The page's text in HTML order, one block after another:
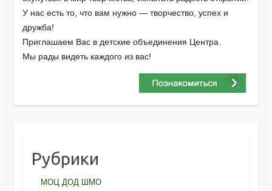
У нас есть то, что вам нужно — творчество, успех и
дружба!
Приглашаем Вас в детские объединения Центра.
Мы рады видеть каждого из вас!
Рубрики
МОЦ ДОД ШМО